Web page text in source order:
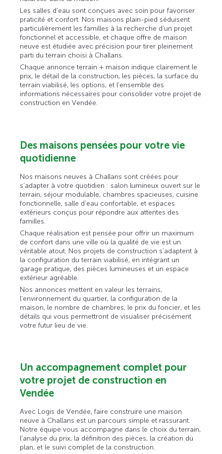
Les salles d’eau sont conçues avec soin pour favoriser
praticité et confort. Nos maisons plain-pied séduisent
particulièrement les familles à la recherche d’un projet
fonctionnel et accessible, et chaque offre de maison
neuve est étudiée avec précision pour tirer pleinement
parti du terrain choisi à Challans.
Chaque annonce terrain + maison indique clairement le
prix, le détail de la construction, les pièces, la surface du
terrain viabilisé, les options, et l’ensemble des
informations nécessaires pour consolider votre projet de
construction en Vendée.
Des maisons pensées pour votre vie
quotidienne
Nos maisons neuves à Challans sont créées pour
s’adapter à votre quotidien : salon lumineux ouvert sur le
terrain, séjour modulable, chambres spacieuses, cuisine
fonctionnelle, salle d’eau confortable, et espaces
extérieurs conçus pour répondre aux attentes des
familles.
Chaque réalisation est pensée pour offrir un maximum
de confort dans une ville où la qualité de vie est un
véritable atout. Nos projets de construction s’adaptent à
la configuration du terrain viabilisé, en intégrant un
garage pratique, des pièces lumineuses et un espace
extérieur agréable.
Nos annonces mettent en valeur les terrains,
l’environnement du quartier, la configuration de la
maison, le nombre de chambres, le prix du foncier, et les
détails qui vous permettront de visualiser précisément
votre futur lieu de vie.
Un accompagnement complet pour
votre projet de construction en
Vendée
Avec Logis de Vendée, faire construire une maison
neuve à Challans est un parcours simple et rassurant.
Notre équipe vous accompagne dans le choix du terrain,
l’analyse du prix, la définition des pièces, la création du
plan, et le suivi complet de la construction.